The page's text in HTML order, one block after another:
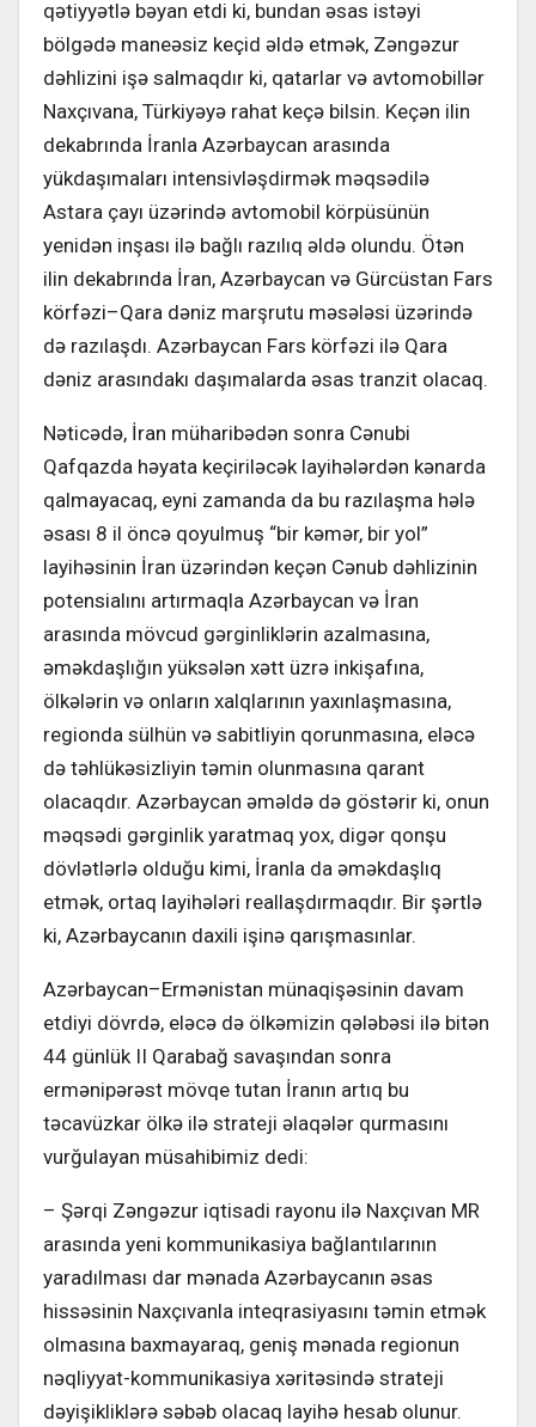
qətiyyətlə bəyan etdi ki, bundan əsas istəyi
bölgədə maneəsiz keçid əldə etmək, Zəngəzur
dəhlizini işə salmaqdır ki, qatarlar və avtomobillər
Naxçıvana, Türkiyəyə rahat keçə bilsin. Keçən ilin
dekabrında İranla Azərbaycan arasında
yükdaşımaları intensivləşdirmək məqsədilə
Astara çayı üzərində avtomobil körpüsünün
yenidən inşası ilə bağlı razılıq əldə olundu. Ötən
ilin dekabrında İran, Azərbaycan və Gürcüstan Fars
körfəzi–Qara dəniz marşrutu məsələsi üzərində
də razılaşdı. Azərbaycan Fars körfəzi ilə Qara
dəniz arasındakı daşımalarda əsas tranzit olacaq.
Nəticədə, İran müharibədən sonra Cənubi
Qafqazda həyata keçiriləcək layihələrdən kənarda
qalmayacaq, eyni zamanda da bu razılaşma hələ
əsası 8 il öncə qoyulmuş “bir kəmər, bir yol”
layihəsinin İran üzərindən keçən Cənub dəhlizinin
potensialını artırmaqla Azərbaycan və İran
arasında mövcud gərginliklərin azalmasına,
əməkdaşlığın yüksələn xətt üzrə inkişafına,
ölkələrin və onların xalqlarının yaxınlaşmasına,
regionda sülhün və sabitliyin qorunmasına, eləcə
də təhlükəsizliyin təmin olunmasına qarant
olacaqdır. Azərbaycan əməldə də göstərir ki, onun
məqsədi gərginlik yaratmaq yox, digər qonşu
dövlətlərlə olduğu kimi, İranla da əməkdaşlıq
etmək, ortaq layihələri reallaşdırmaqdır. Bir şərtlə
ki, Azərbaycanın daxili işinə qarışmasınlar.
Azərbaycan–Ermənistan münaqişəsinin davam
etdiyi dövrdə, eləcə də ölkəmizin qələbəsi ilə bitən
44 günlük II Qarabağ savaşından sonra
ermənipərəst mövqe tutan İranın artıq bu
təcavüzkar ölkə ilə strateji əlaqələr qurmasını
vurğulayan müsahibimiz dedi:
– Şərqi Zəngəzur iqtisadi rayonu ilə Naxçıvan MR
arasında yeni kommunikasiya bağlantılarının
yaradılması dar mənada Azərbaycanın əsas
hissəsinin Naxçıvanla inteqrasiyasını təmin etmək
olmasına baxmayaraq, geniş mənada regionun
nəqliyyat-kommunikasiya xəritəsində strateji
dəyişikliklərə səbəb olacaq layihə hesab olunur.